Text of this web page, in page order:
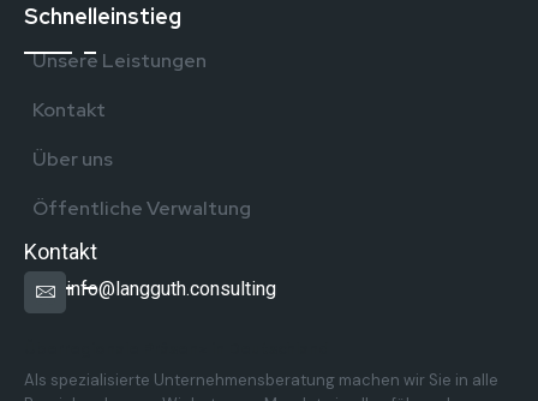
Schnelleinstieg
Unsere Leistungen
Kontakt
Über uns
Öffentliche Verwaltung
Kontakt
info@langguth.consulting
Als spezialisierte Unternehmensberatung machen wir Sie in alle